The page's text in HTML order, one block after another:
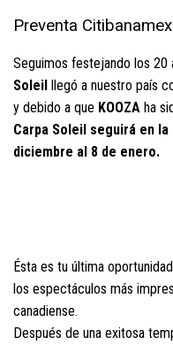
Preventa
Seguimos festejando los 20
Soleil llegó a nuestro país
y debido a que KOOZA ha
Carpa Soleil seguirá en la
diciembre al 8 de enero.
Ésta es tu última
los espectáculos más
canadiense.
Después de una exitosa